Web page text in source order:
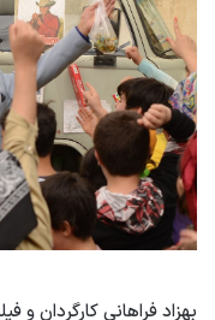
بهزاد فراهانی کارگردان